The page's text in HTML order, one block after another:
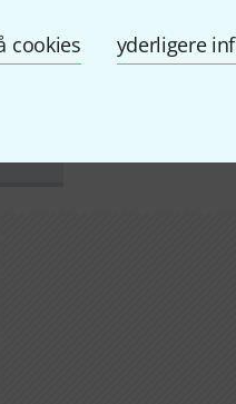
cookies yderligere